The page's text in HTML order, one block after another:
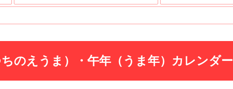
のえうま）・午年（うま年）カレンダー